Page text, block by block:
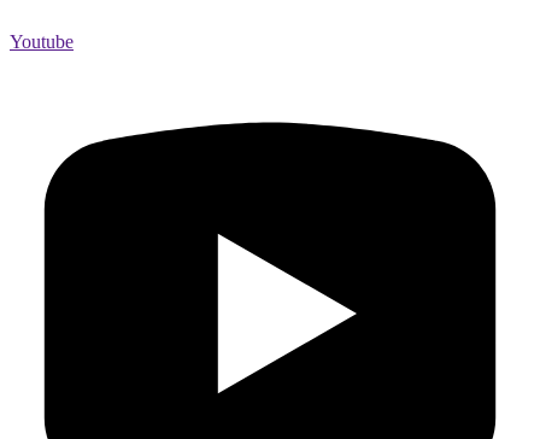
Youtube